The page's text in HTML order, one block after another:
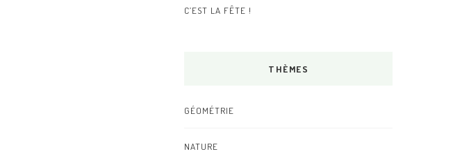
C’EST LA FÊTE !
THÈMES
GÉOMÉTRIE
NATURE